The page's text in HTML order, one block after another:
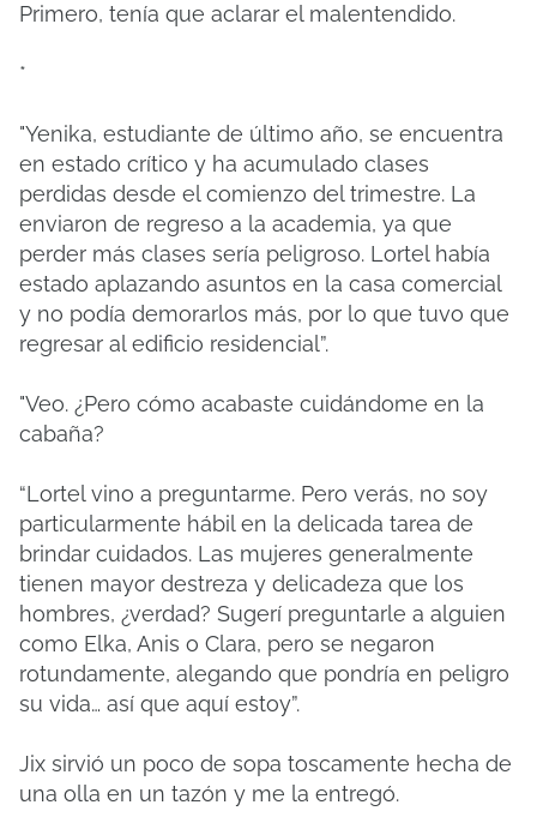
Primero, tenía que aclarar el malentendido.
*
"Yenika, estudiante de último año, se encuentra
en estado crítico y ha acumulado clases
perdidas desde el comienzo del trimestre. La
enviaron de regreso a la academia, ya que
perder más clases sería peligroso. Lortel había
estado aplazando asuntos en la casa comercial
y no podía demorarlos más, por lo que tuvo que
regresar al edificio residencial”.
"Veo. ¿Pero cómo acabaste cuidándome en la
cabaña?
“Lortel vino a preguntarme. Pero verás, no soy
particularmente hábil en la delicada tarea de
brindar cuidados. Las mujeres generalmente
tienen mayor destreza y delicadeza que los
hombres, ¿verdad? Sugerí preguntarle a alguien
como Elka, Anis o Clara, pero se negaron
rotundamente, alegando que pondría en peligro
su vida… así que aquí estoy”.
Jix sirvió un poco de sopa toscamente hecha de
una olla en un tazón y me la entregó.